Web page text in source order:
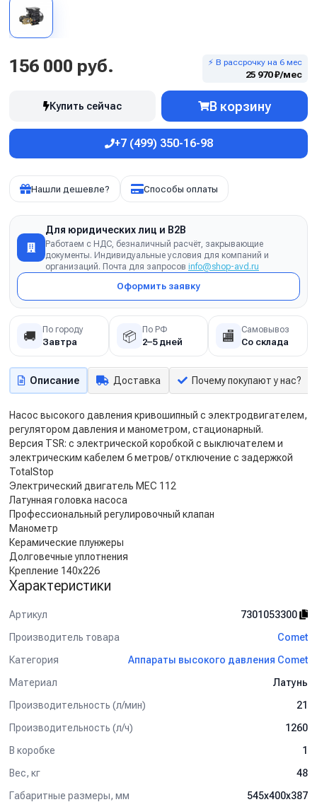
156 000 руб. ⚡ В рассрочку на 6 мес
25 970 ₽/мес
Купить сейчас В корзину
+7 (499) 350-16-98
Нашли дешевле? Способы оплаты
Для юридических лиц и B2B
Работаем с НДС, безналичный расчёт, закрывающие
документы. Индивидуальные условия для компаний и
организаций. Почта для запросов info@shop-avd.ru
Оформить заявку
🚚 По городу
Завтра 📦 По РФ
2–5 дней 🏬 Самовывоз
Со склада
Описание Доставка Почему покупают у нас?
Насос высокого давления кривошипный с электродвигателем,
регулятором давления и манометром, стационарный.
Версия TSR: с электрической коробкой с выключателем и
электрическим кабелем 6 метров/ отключение с задержкой
TotalStop
Электрический двигатель MEC 112
Латунная головка насоса
Профессиональный регулировочный клапан
Манометр
Керамические плунжеры
Долговечные уплотнения
Крепление 140x226
Характеристики
Артикул
7301053300
Производитель товара
Comet
Категория
Аппараты высокого давления Comet
Материал
Латунь
Производительность (л/мин)
21
Производительность (л/ч)
1260
В коробке
1
Вес, кг
48
Габаритные размеры, мм
545x400x387